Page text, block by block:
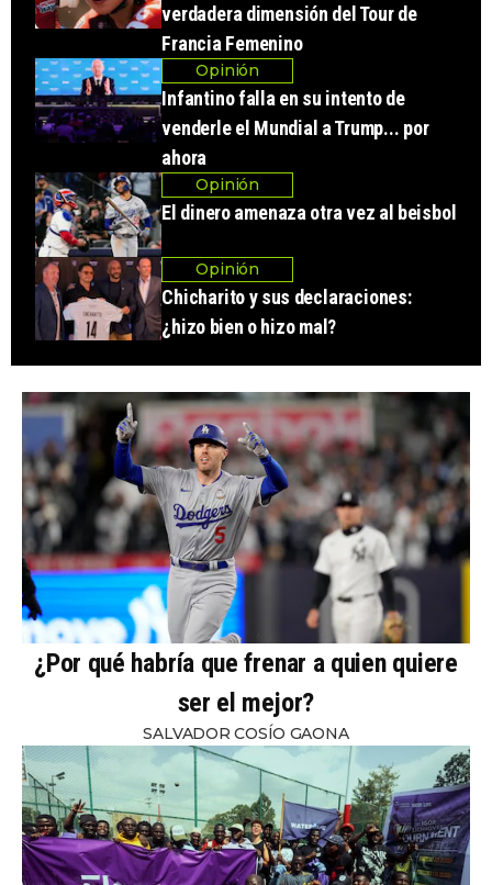
verdadera dimensión del Tour de
Francia Femenino
Opinión
Infantino falla en su intento de
venderle el Mundial a Trump... por
ahora
Opinión
El dinero amenaza otra vez al beisbol
Opinión
Chicharito y sus declaraciones:
¿hizo bien o hizo mal?
¿Por qué habría que frenar a quien quiere
ser el mejor?
SALVADOR COSÍO GAONA